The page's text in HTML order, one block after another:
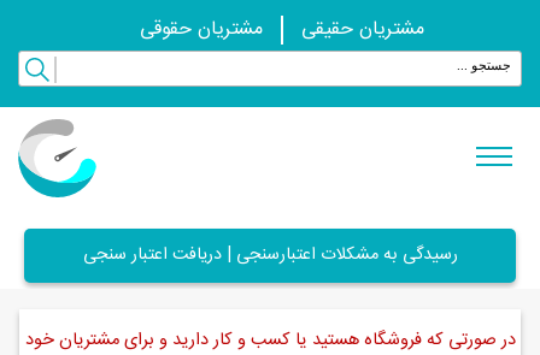
مشتریان حقیقی مشتریان حقوقی
رسیدگی به مشکلات اعتبارسنجی | دریافت اعتبار سنجی
در صورتی که فروشگاه هستید یا کسب و کار دارید و برای مشتریان خود